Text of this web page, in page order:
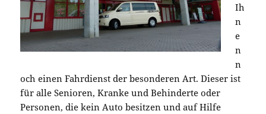
Ih
n
e
n
n
och einen Fahrdienst der besonderen Art. Dieser ist
für alle Senioren, Kranke und Behinderte oder
Personen, die kein Auto besitzen und auf Hilfe